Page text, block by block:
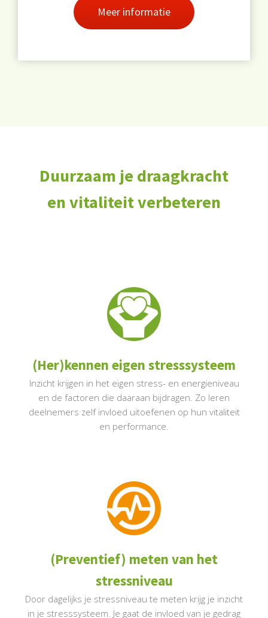
Meer informatie
Duurzaam je draagkracht
en vitaliteit verbeteren
(Her)kennen eigen stresssysteem
Inzicht krijgen in het eigen stress- en energieniveau
en de factoren die daaraan bijdragen. Zo leren
deelnemers zelf invloed uitoefenen op hun vitaliteit
en performance.
(Preventief) meten van het
stressniveau
Door dagelijks je stressniveau te meten krijg je inzicht
in je stresssysteem. Je gaat de invloed van je gedrag